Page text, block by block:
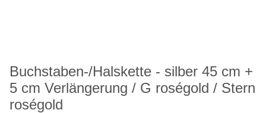
Buchstaben-/Halskette - silber 45 cm +
5 cm Verlängerung / G roségold / Stern
roségold